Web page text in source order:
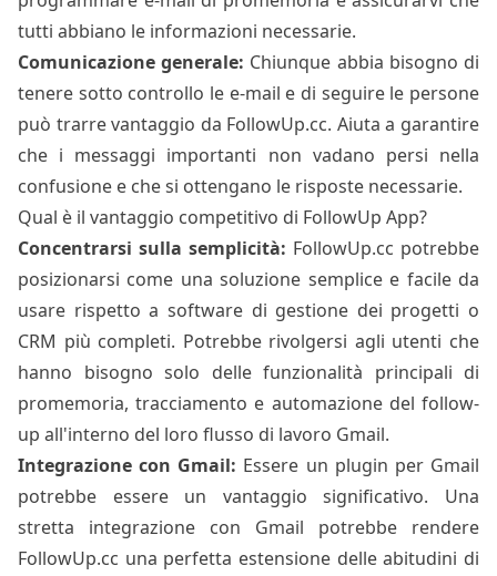
tutti abbiano le informazioni necessarie.
Comunicazione generale: Chiunque abbia bisogno di
tenere sotto controllo le e-mail e di seguire le persone
può trarre vantaggio da FollowUp.cc. Aiuta a garantire
che i messaggi importanti non vadano persi nella
confusione e che si ottengano le risposte necessarie.
Qual è il vantaggio competitivo di FollowUp App?
Concentrarsi sulla semplicità: FollowUp.cc potrebbe
posizionarsi come una soluzione semplice e facile da
usare rispetto a software di gestione dei progetti o
CRM più completi. Potrebbe rivolgersi agli utenti che
hanno bisogno solo delle funzionalità principali di
promemoria, tracciamento e automazione del follow-
up all'interno del loro flusso di lavoro Gmail.
Integrazione con Gmail: Essere un plugin per Gmail
potrebbe essere un vantaggio significativo. Una
stretta integrazione con Gmail potrebbe rendere
FollowUp.cc una perfetta estensione delle abitudini di